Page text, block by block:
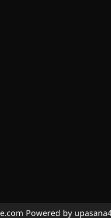
Powered by